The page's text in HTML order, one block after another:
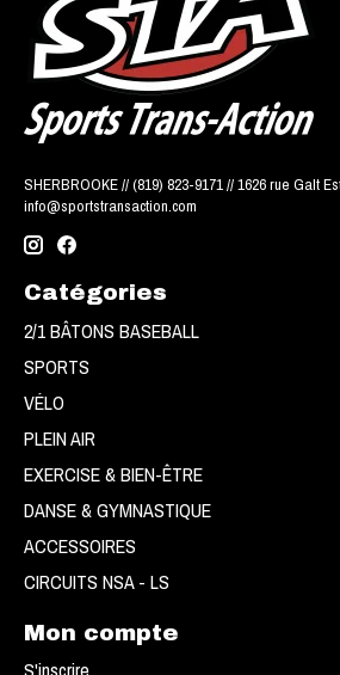
SHERBROOKE // (819) 823-9171 // 1626 rue Galt
info@sportstransaction.com
Catégories
2/1 BÂTONS BASEBALL
SPORTS
VÉLO
PLEIN AIR
EXERCISE & BIEN-ÊTRE
DANSE & GYMNASTIQUE
ACCESSOIRES
CIRCUITS NSA - LS
Mon compte